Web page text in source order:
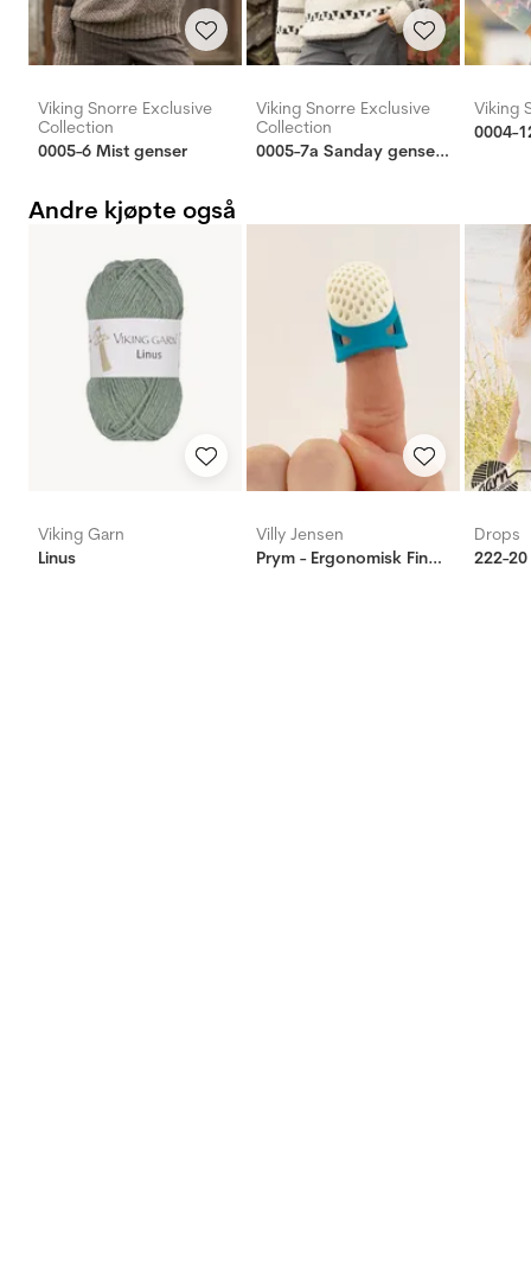
Viking Snorre Exclusive
Collection
0005-6 Mist genser
Viking Snorre Exclusive
Collection
0005-7a Sanday genser dame
Viking
0004-
Andre kjøpte også
Viking Garn
Linus
Villy Jensen
Prym - Ergonomisk Fingerbøl, X-Large
Drops
222-